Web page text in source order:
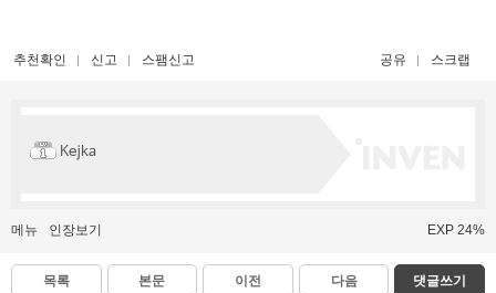
추천확인 신고 스팸신고 공유 스크랩
Kejka
메뉴 인장보기 EXP 24%
목록 본문 이전 다음 댓글쓰기